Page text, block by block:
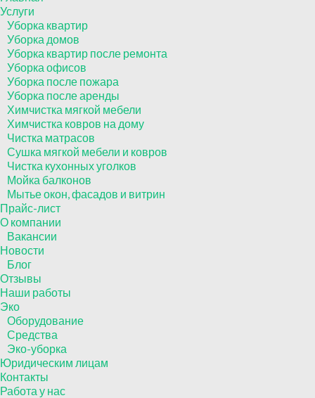
Услуги
Уборка квартир
Уборка домов
Уборка квартир после ремонта
Уборка офисов
Уборка после пожара
Уборка после аренды
Химчистка мягкой мебели
Химчистка ковров на дому
Чистка матрасов
Сушка мягкой мебели и ковров
Чистка кухонных уголков
Мойка балконов
Мытье окон, фасадов и витрин
Прайс-лист
О компании
Вакансии
Новости
Блог
Отзывы
Наши работы
Эко
Оборудование
Средства
Эко-уборка
Юридическим лицам
Контакты
Работа у нас